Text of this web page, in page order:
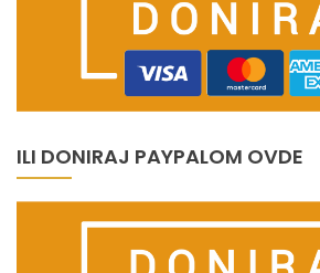
ILI DONIRAJ PAYPALOM OVDE